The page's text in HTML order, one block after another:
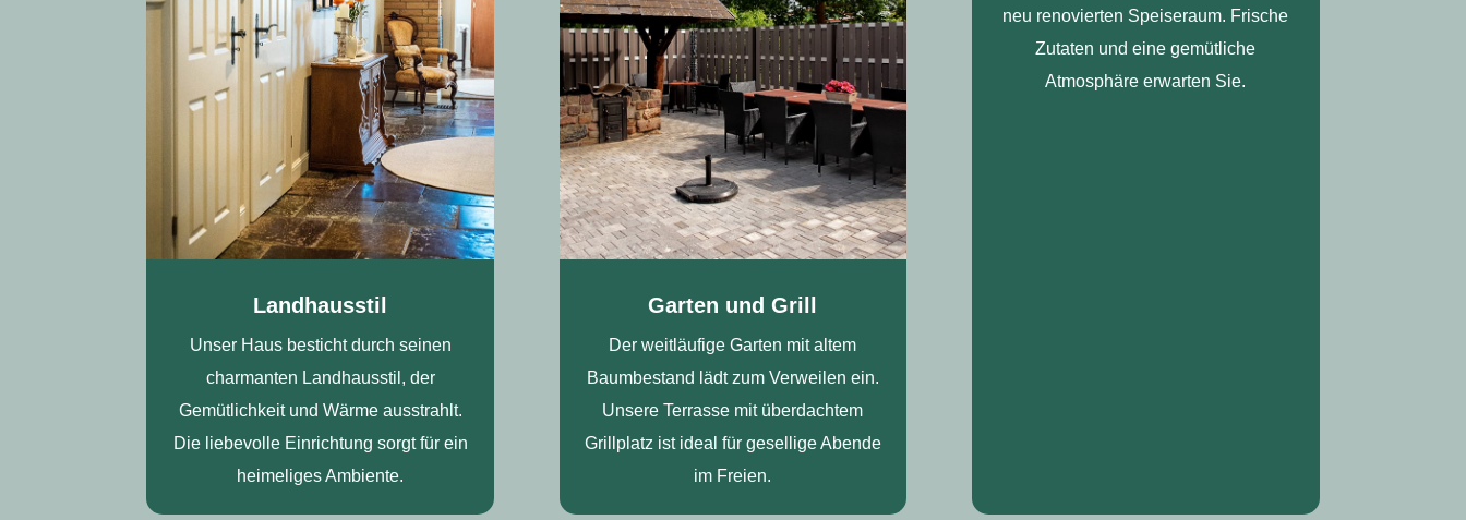
Landhausstil
Unser Haus besticht durch seinen
charmanten Landhausstil, der
Gemütlichkeit und Wärme ausstrahlt.
Die liebevolle Einrichtung sorgt für ein
heimeliges Ambiente.
Garten und Grill
Der weitläufige Garten mit altem
Baumbestand lädt zum Verweilen ein.
Unsere Terrasse mit überdachtem
Grillplatz ist ideal für gesellige Abende
im Freien.
neu renovierten Speiseraum. Frische
Zutaten und eine gemütliche
Atmosphäre erwarten Sie.